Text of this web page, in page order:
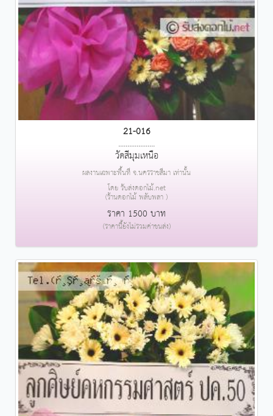
21-016
....................
วัดสีมุมเหนือ
ผลงานเฉพาะพื้นที่ จ.นครราชสีมา เท่านั้น
โดย รับส่งดอกไม้.net
(ร้านดอกไม้ พลับพลา )
ราคา 1500 บาท
(ราคานี้ยังไม่รวมค่าขนส่ง)